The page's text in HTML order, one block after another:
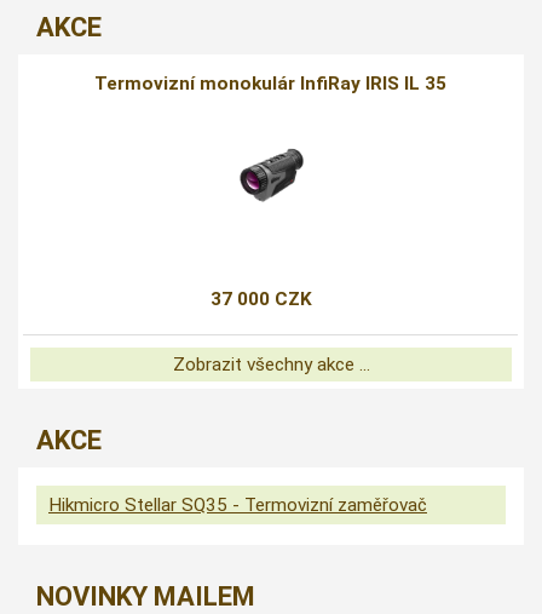
AKCE
Termovizní monokulár InfiRay IRIS IL 35
37 000 CZK
Zobrazit všechny akce ...
AKCE
Hikmicro Stellar SQ35 - Termovizní zaměřovač
NOVINKY MAILEM